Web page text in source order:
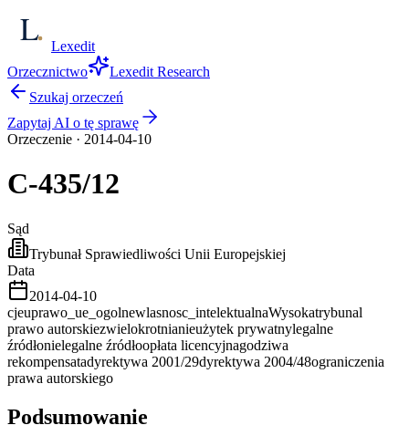
Lexedit
Orzecznictwo
Lexedit Research
Szukaj orzeczeń
Zapytaj AI o tę sprawę
Orzeczenie · 2014-04-10
C-435/12
Sąd
Trybunał Sprawiedliwości Unii Europejskiej
Data
2014-04-10
cjeuprawo_ue_ogolnewlasnosc_intelektualnaWysokatrybunal
prawo autorskiezwielokrotnianieużytek prywatnylegalne
źródłonielegalne źródłoopłata licencyjnagodziwa
rekompensatadyrektywa 2001/29dyrektywa 2004/48ograniczenia
prawa autorskiego
Podsumowanie